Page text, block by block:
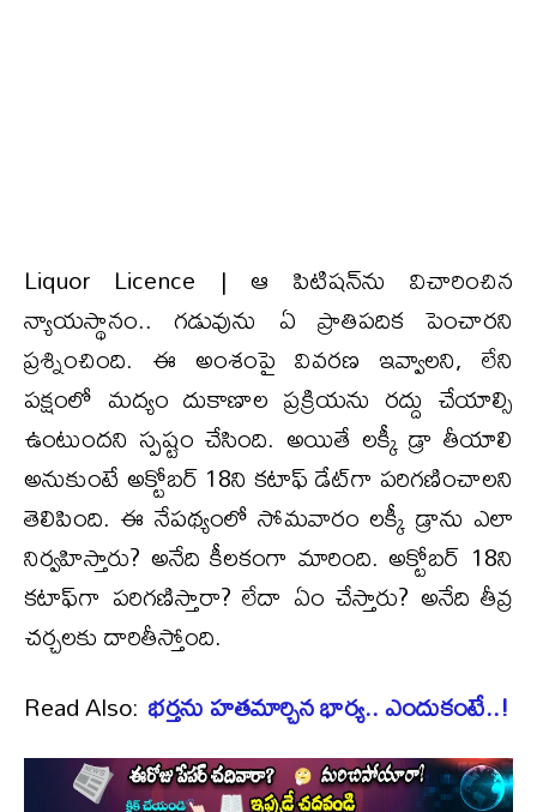
Liquor Licence | ఆ పిటిషన్‌ను విచారించిన
న్యాయస్థానం.. గడువును ఏ ప్రాతిపదిక పెంచారని
ప్రశ్నించింది. ఈ అంశంపై వివరణ ఇవ్వాలని, లేని
పక్షంలో మద్యం దుకాణాల ప్రక్రియను రద్దు చేయాల్సి
ఉంటుందని స్పష్టం చేసింది. అయితే లక్కీ డ్రా తీయాలి
అనుకుంటే అక్టోబర్ 18ని కటాఫ్ డేట్‌గా పరిగణించాలని
తెలిపింది. ఈ నేపథ్యంలో సోమవారం లక్కీ డ్రాను ఎలా
నిర్వహిస్తారు? అనేది కీలకంగా మారింది. అక్టోబర్ 18ని
కటాఫ్‌గా పరిగణిస్తారా? లేదా ఏం చేస్తారు? అనేది తీవ్ర
చర్చలకు దారితీస్తోంది.
Read Also: భర్తను హతమార్చిన భార్య.. ఎందుకంటే..!